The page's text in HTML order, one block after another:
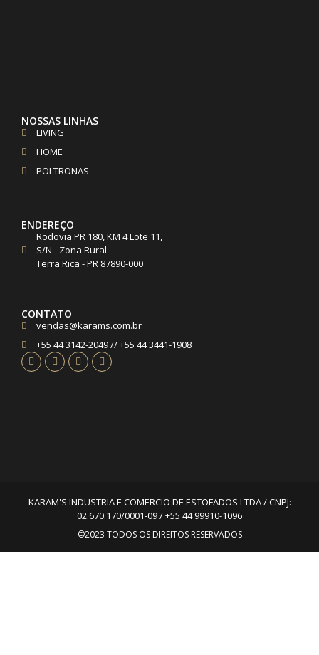
NOSSAS LINHAS
LIVING
HOME
POLTRONAS
ENDEREÇO
Rodovia PR 180, KM 4 Lote 11,
S/N - Zona Rural
Terra Rica - PR 87890-000
CONTATO
vendas@karams.com.br
+55 44 3142-2049 // +55 44 3441-1908
©2023 TODOS OS DIREITOS RESERVADOS
KARAM'S INDUSTRIA E COMERCIO DE ESTOFADOS LTDA / CNPJ:
02.670.170/0001-09 / +55 44 99910-1096